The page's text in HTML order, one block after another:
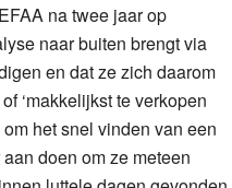
na twee jaar op
naar buiten brengt via
en dat ze zich daarom
‘makkelijkst te verkopen
het snel vinden van een
doen om ze meteen